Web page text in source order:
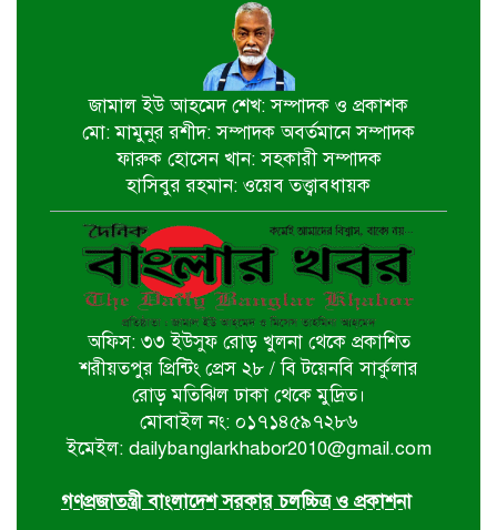
‘গণমাধ্যম এখনো স্বাধীন নয়’
বাগেরহাটে ডা. শফিকুর রহমান
চিতলমারীতে বিদ্যালয় পরিচালনা
পর্ষদের অভিষেক অনুষ্ঠান
বিশ্বকাপ বাণিজ্যিক স্বত্ব বিতর্কে ক্ষমা
চাইল ফিফা
পশ্চিমবঙ্গে আজান বন্ধে খুলে নেওয়া হচ্ছে
মসজিদের মাইক
র‌্যাব বিলুপ্ত করে আসছে ‘স্পেশাল
জামাল ইউ আহমেদ শেখ: সম্পাদক ও প্রকাশক
মো: মামুনুর রশীদ: সম্পাদক অবর্তমানে সম্পাদক
ফারুক হোসেন খান: সহকারী সম্পাদক
হাসিবুর রহমান: ওয়েব তত্ত্বাবধায়ক
অফিস: ৩৩ ইউসুফ রোড় খুলনা থেকে প্রকাশিত
শরীয়তপুর প্রিন্টিং প্রেস ২৮ / বি টয়েনবি সার্কুলার
রোড় মতিঝিল ঢাকা থেকে মুদ্রিত।
মোবাইল নং: ০১৭১৪৫৯৭২৮৬
ইমেইল: dailybanglarkhabor2010@gmail.com
গণপ্রজাতন্ত্রী বাংলাদেশ সরকার চলচ্চিত্র ও প্রকাশনা